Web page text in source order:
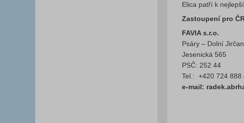
Elica patří k
Zastoupení pro
FAVIA s.r.o.
Psáry – Dolní
Jesenická 565
PSČ: 252 44
Tel.: +420 724 888
e-mail: